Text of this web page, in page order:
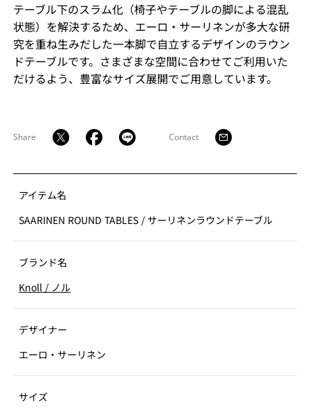
テーブル下のスラム化（椅子やテーブルの脚による混乱
状態）を解決するため、エーロ・サーリネンが多大な研
究を重ね生みだした一本脚で自立するデザインのラウン
ドテーブルです。さまざまな空間に合わせてご利用いた
だけるよう、豊富なサイズ展開でご用意しています。
Share Contact
アイテム名
SAARINEN ROUND TABLES / サーリネンラウンドテーブル
ブランド名
Knoll / ノル
デザイナー
エーロ・サーリネン
サイズ